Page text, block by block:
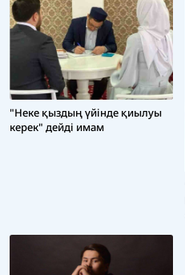
"Неке қыздың үйінде қиылуы
керек" дейді имам